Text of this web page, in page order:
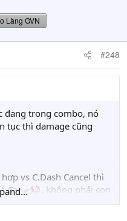
Làng GVN
#248
đang trong combo, nó
tục thì damage cũng
vs C.Dash Cancel thì
đạo
, không phải con
2 skill (như Neji, mà neji